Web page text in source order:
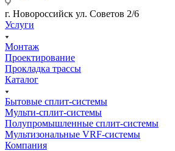
г. Новороссийск ул. Советов 2/6
Услуги
Монтаж
Проектирование
Прокладка трассы
Каталог
Бытовые сплит-системы
Мульти-сплит-системы
Полупромышленные сплит-системы
Мультизональные VRF-системы
Компания